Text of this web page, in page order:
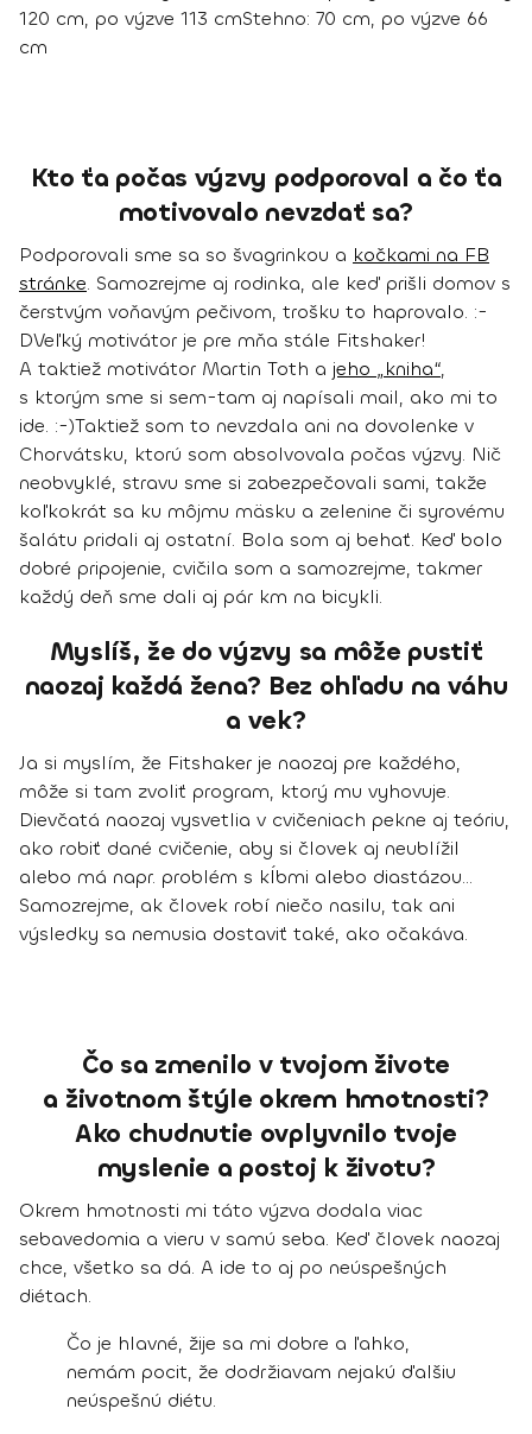
120 cm, po výzve 113 cmStehno: 70 cm, po výzve 66
cm
Kto ťa počas výzvy podporoval a čo ťa
motivovalo nevzdať sa?
Podporovali sme sa so švagrinkou a kočkami na FB
stránke. Samozrejme aj rodinka, ale keď prišli domov s
čerstvým voňavým pečivom, trošku to haprovalo. :-
DVeľký motivátor je pre mňa stále Fitshaker!
A taktiež motivátor Martin Toth a jeho „kniha“,
s ktorým sme si sem-tam aj napísali mail, ako mi to
ide. :-)Taktiež som to nevzdala ani na dovolenke v
Chorvátsku, ktorú som absolvovala počas výzvy. Nič
neobvyklé, stravu sme si zabezpečovali sami, takže
koľkokrát sa ku môjmu mäsku a zelenine či syrovému
šalátu pridali aj ostatní. Bola som aj behať. Keď bolo
dobré pripojenie, cvičila som a samozrejme, takmer
každý deň sme dali aj pár km na bicykli.
Myslíš, že do výzvy sa môže pustiť
naozaj každá žena? Bez ohľadu na váhu
a vek?
Ja si myslím, že Fitshaker je naozaj pre každého,
môže si tam zvoliť program, ktorý mu vyhovuje.
Dievčatá naozaj vysvetlia v cvičeniach pekne aj teóriu,
ako robiť dané cvičenie, aby si človek aj neublížil
alebo má napr. problém s kĺbmi alebo diastázou...
Samozrejme, ak človek robí niečo nasilu, tak ani
výsledky sa nemusia dostaviť také, ako očakáva.
Čo sa zmenilo v tvojom živote
a životnom štýle okrem hmotnosti?
Ako chudnutie ovplyvnilo tvoje
myslenie a postoj k životu?
Okrem hmotnosti mi táto výzva dodala viac
sebavedomia a vieru v samú seba. Keď človek naozaj
chce, všetko sa dá. A ide to aj po neúspešných
diétach.
Čo je hlavné, žije sa mi dobre a ľahko,
nemám pocit, že dodržiavam nejakú ďalšiu
neúspešnú diétu.